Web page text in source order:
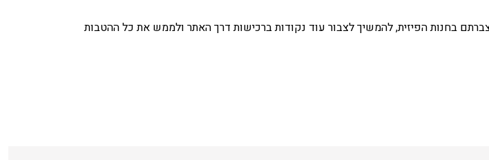
בחנות הפיזית, להמשיך לצבור עוד נקודות ברכישות דרך האתר ולממש את כל ההטבות